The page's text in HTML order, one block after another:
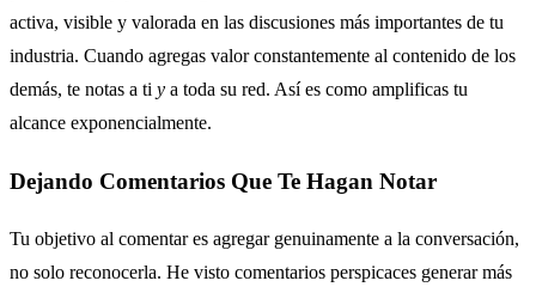
activa, visible y valorada en las discusiones más importantes de tu
industria. Cuando agregas valor constantemente al contenido de los
demás, te notas a ti y a toda su red. Así es como amplificas tu
alcance exponencialmente.
Dejando Comentarios Que Te Hagan Notar
Tu objetivo al comentar es agregar genuinamente a la conversación,
no solo reconocerla. He visto comentarios perspicaces generar más